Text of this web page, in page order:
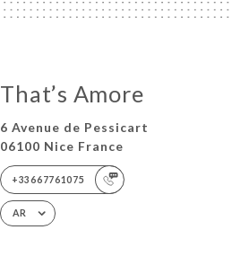
That’s Amore
6 Avenue de Pessicart
06100 Nice France
+33667761075
AR